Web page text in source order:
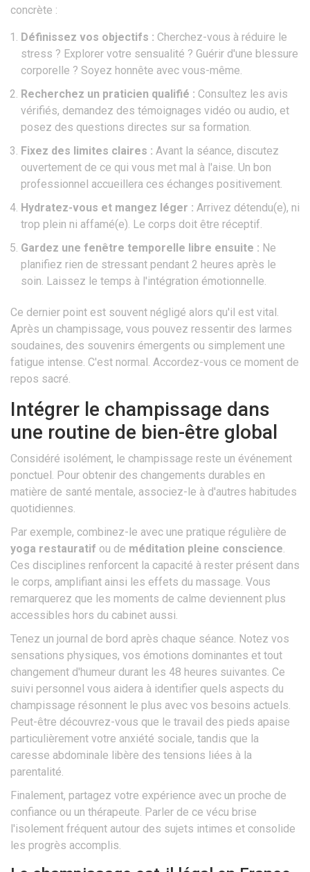
concrète :
Définissez vos objectifs : Cherchez-vous à réduire le
stress ? Explorer votre sensualité ? Guérir d'une blessure
corporelle ? Soyez honnête avec vous-même.
Recherchez un praticien qualifié : Consultez les avis
vérifiés, demandez des témoignages vidéo ou audio, et
posez des questions directes sur sa formation.
Fixez des limites claires : Avant la séance, discutez
ouvertement de ce qui vous met mal à l'aise. Un bon
professionnel accueillera ces échanges positivement.
Hydratez-vous et mangez léger : Arrivez détendu(e), ni
trop plein ni affamé(e). Le corps doit être réceptif.
Gardez une fenêtre temporelle libre ensuite : Ne
planifiez rien de stressant pendant 2 heures après le
soin. Laissez le temps à l'intégration émotionnelle.
Ce dernier point est souvent négligé alors qu'il est vital.
Après un champissage, vous pouvez ressentir des larmes
soudaines, des souvenirs émergents ou simplement une
fatigue intense. C'est normal. Accordez-vous ce moment de
repos sacré.
Intégrer le champissage dans
une routine de bien-être global
Considéré isolément, le champissage reste un événement
ponctuel. Pour obtenir des changements durables en
matière de santé mentale, associez-le à d'autres habitudes
quotidiennes.
Par exemple, combinez-le avec une pratique régulière de
yoga restauratif ou de méditation pleine conscience.
Ces disciplines renforcent la capacité à rester présent dans
le corps, amplifiant ainsi les effets du massage. Vous
remarquerez que les moments de calme deviennent plus
accessibles hors du cabinet aussi.
Tenez un journal de bord après chaque séance. Notez vos
sensations physiques, vos émotions dominantes et tout
changement d'humeur durant les 48 heures suivantes. Ce
suivi personnel vous aidera à identifier quels aspects du
champissage résonnent le plus avec vos besoins actuels.
Peut-être découvrez-vous que le travail des pieds apaise
particulièrement votre anxiété sociale, tandis que la
caresse abdominale libère des tensions liées à la
parentalité.
Finalement, partagez votre expérience avec un proche de
confiance ou un thérapeute. Parler de ce vécu brise
l'isolement fréquent autour des sujets intimes et consolide
les progrès accomplis.